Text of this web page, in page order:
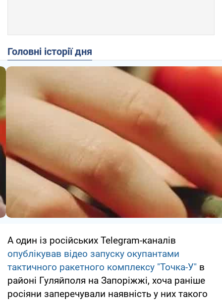
Головні історії дня
А один із російських Telegram-каналів
опублікував відео запуску окупантами
тактичного ракетного комплексу "Точка-У" в
районі Гуляйполя на Запоріжжі, хоча раніше
росіяни заперечували наявність у них такого